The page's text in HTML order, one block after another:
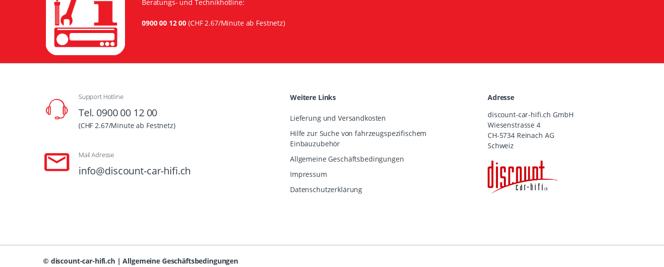
Beratungs- und Technikhotline:
0900 00 12 00 (CHF 2.67/Minute ab Festnetz)
Support Hotline
Tel. 0900 00 12 00
(CHF 2.67/Minute ab Festnetz)
Mail Adresse
info@discount-car-hifi.ch
Weitere Links
Lieferung und Versandkosten
Hilfe zur Suche von fahrzeugspezifischem
Einbauzubehör
Allgemeine Geschäftsbedingungen
Impressum
Datenschutzerklärung
Adresse
discount-car-hifi.ch GmbH
Wiesenstrasse 4
CH-5734 Reinach AG
Schweiz
© discount-car-hifi.ch|Allgemeine Geschäftsbedingungen